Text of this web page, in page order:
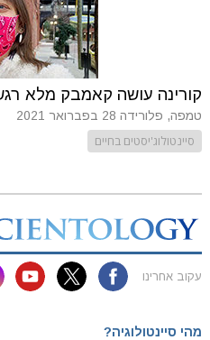
קורינה עושה קאמבק מלא
טמפה, פלורידה 28 בפברואר 2021
סיינטולוג'יסטים בחיים
עקוב אחרינו
מהי סיינטולוגיה?